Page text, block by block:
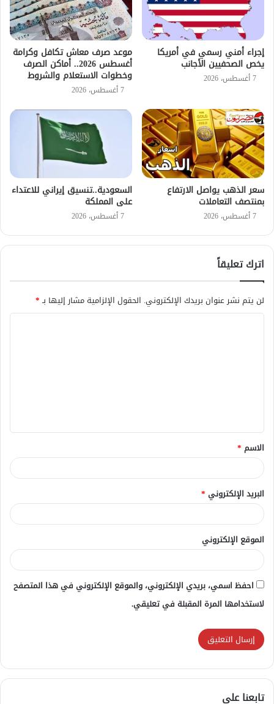
إجراء أمني رسمي في أمريكا
يخص الصحفيين الأجانب
7 أغسطس، 2026
موعد صرف معاش تكافل وكرامة
أغسطس 2026.. أماكن الصرف
وخطوات الاستعلام والشروط
7 أغسطس، 2026
سعر الذهب يواصل الارتفاع
بمنتصف التعاملات
7 أغسطس، 2026
السعودية..تنسيق إيراني للاعتداء
على المملكة
7 أغسطس، 2026
اترك تعليقاً
لن يتم نشر عنوان بريدك الإلكتروني. الحقول الإلزامية مشار إليها بـ*
ق
*
الاسم *
البريد الإلكتروني *
الموقع الإلكتروني
احفظ اسمي، بريدي الإلكتروني، والموقع الإلكتروني في هذا المتصفح
لاستخدامها المرة المقبلة في تعليقي.
تابعنا علي